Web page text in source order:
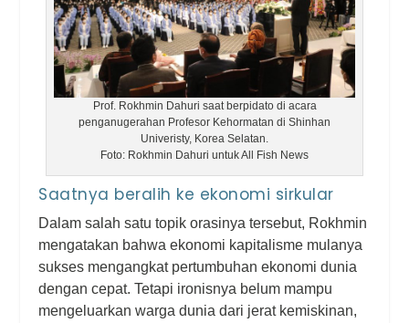
Prof. Rokhmin Dahuri saat berpidato di acara
penganugerahan Profesor Kehormatan di Shinhan
Univeristy, Korea Selatan.
Foto: Rokhmin Dahuri untuk All Fish News
Saatnya beralih ke ekonomi sirkular
Dalam salah satu topik orasinya tersebut, Rokhmin
mengatakan bahwa ekonomi kapitalisme mulanya
sukses mengangkat pertumbuhan ekonomi dunia
dengan cepat. Tetapi ironisnya belum mampu
mengeluarkan warga dunia dari jerat kemiskinan,